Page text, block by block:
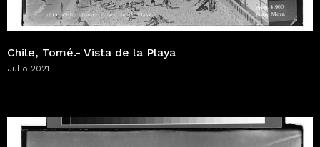
Chile, Tomé.- Vista de la Playa
Julio 2021